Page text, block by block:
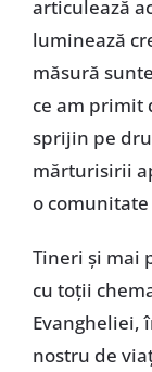
articulează
luminează
măsură
ce am primit
sprijin pe
mărturisirii
o
Tineri și mai
cu toții
Evangheliei,
nostru de